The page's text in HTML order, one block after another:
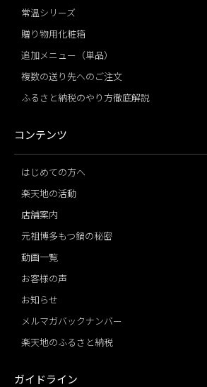
常温シリーズ
贈り物用化粧箱
追加メニュー（単品）
複数の送り先へのご注文
ふるさと納税のやり方徹底解説
コンテンツ
はじめての方へ
楽天地の活動
店舗案内
元祖博多もつ鍋の秘密
動画一覧
お客様の声
お知らせ
メルマガバックナンバー
楽天地のふるさと納税
ガイドライン